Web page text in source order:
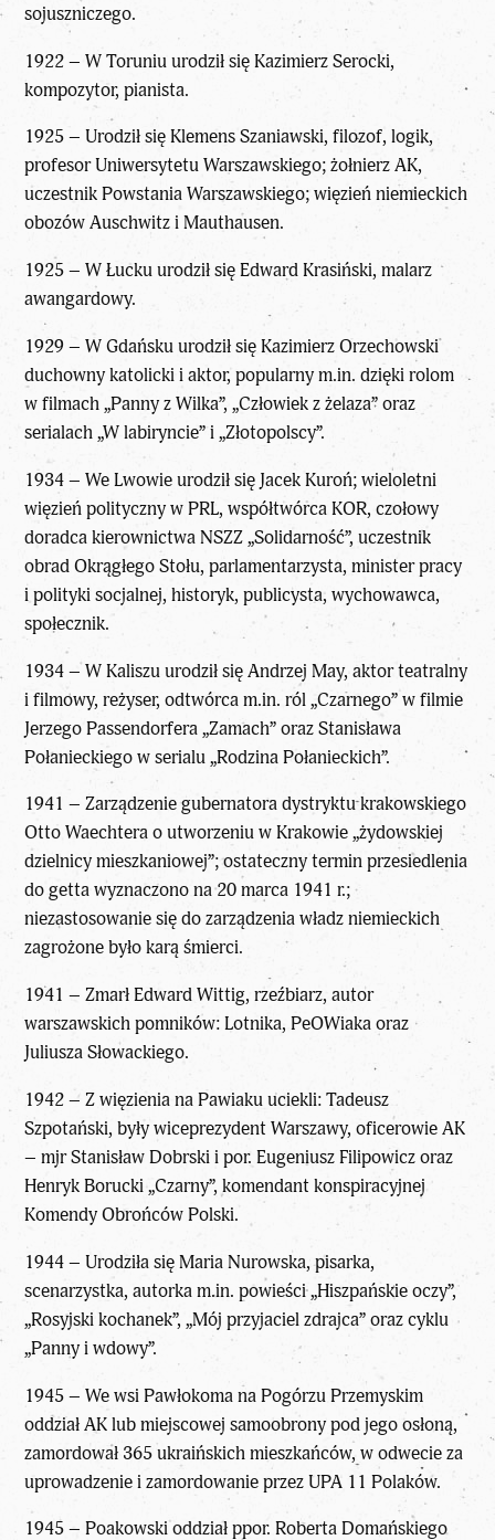
sojuszniczego.
1922 – W Toruniu urodził się Kazimierz Serocki,
kompozytor, pianista.
1925 – Urodził się Klemens Szaniawski, filozof, logik,
profesor Uniwersytetu Warszawskiego; żołnierz AK,
uczestnik Powstania Warszawskiego; więzień niemieckich
obozów Auschwitz i Mauthausen.
1925 – W Łucku urodził się Edward Krasiński, malarz
awangardowy.
1929 – W Gdańsku urodził się Kazimierz Orzechowski
duchowny katolicki i aktor, popularny m.in. dzięki rolom
w filmach „Panny z Wilka”, „Człowiek z żelaza” oraz
serialach „W labiryncie” i „Złotopolscy”.
1934 – We Lwowie urodził się Jacek Kuroń; wieloletni
więzień polityczny w PRL, współtwórca KOR, czołowy
doradca kierownictwa NSZZ „Solidarność”, uczestnik
obrad Okrągłego Stołu, parlamentarzysta, minister pracy
i polityki socjalnej, historyk, publicysta, wychowawca,
społecznik.
1934 – W Kaliszu urodził się Andrzej May, aktor teatralny
i filmowy, reżyser, odtwórca m.in. ról „Czarnego” w filmie
Jerzego Passendorfera „Zamach” oraz Stanisława
Połanieckiego w serialu „Rodzina Połanieckich”.
1941 – Zarządzenie gubernatora dystryktu krakowskiego
Otto Waechtera o utworzeniu w Krakowie „żydowskiej
dzielnicy mieszkaniowej”; ostateczny termin przesiedlenia
do getta wyznaczono na 20 marca 1941 r.;
niezastosowanie się do zarządzenia władz niemieckich
zagrożone było karą śmierci.
1941 – Zmarł Edward Wittig, rzeźbiarz, autor
warszawskich pomników: Lotnika, PeOWiaka oraz
Juliusza Słowackiego.
1942 – Z więzienia na Pawiaku uciekli: Tadeusz
Szpotański, były wiceprezydent Warszawy, oficerowie AK
– mjr Stanisław Dobrski i por. Eugeniusz Filipowicz oraz
Henryk Borucki „Czarny”, komendant konspiracyjnej
Komendy Obrońców Polski.
1944 – Urodziła się Maria Nurowska, pisarka,
scenarzystka, autorka m.in. powieści „Hiszpańskie oczy”,
„Rosyjski kochanek”, „Mój przyjaciel zdrajca” oraz cyklu
„Panny i wdowy”.
1945 – We wsi Pawłokoma na Pogórzu Przemyskim
oddział AK lub miejscowej samoobrony pod jego osłoną,
zamordował 365 ukraińskich mieszkańców, w odwecie za
uprowadzenie i zamordowanie przez UPA 11 Polaków.
1945 – Poakowski oddział ppor. Roberta Domańskiego